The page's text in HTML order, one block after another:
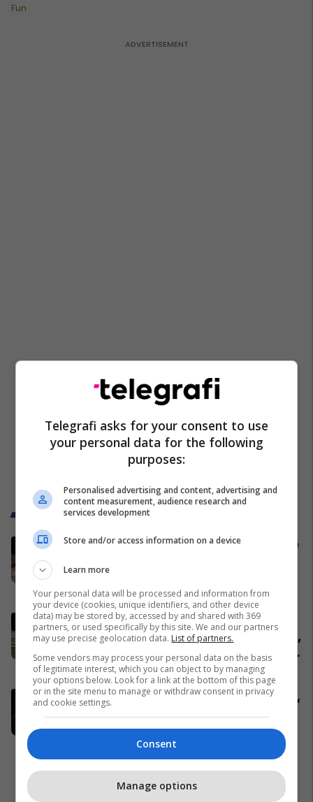
Fun
Trend Telegrafi
Ukrainasit i kapin ushtarët rusë në
strehimoret e kamufluara
Evropa
Pacolli: Nëse Shqipëria zgjidh
kontratën për Aeroportin e Vlorës,
MABCO do t’i drejtohet arbitrazhit
ndërkombëtar
Shqipëri
Përfundon takimin me Abdixhikun,
në
Politikë
Telegrafi asks for your consent to use
your personal data for the following
purposes:
Personalised advertising and content, advertising and
content measurement, audience research and
services development
Store and/or access information on a device
Learn more
Your personal data will be processed and information from
your device (cookies, unique identifiers, and other device
data) may be stored by, accessed by and shared with 369
partners, or used specifically by this site. We and our partners
may use precise geolocation data. List of partners.
Some vendors may process your personal data on the basis
of legitimate interest, which you can object to by managing
your options below. Look for a link at the bottom of this page
or in the site menu to manage or withdraw consent in privacy
and cookie settings.
Consent
Manage options